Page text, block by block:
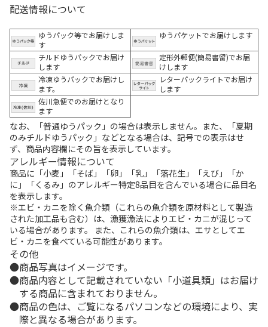
配送情報について
ゆうパック等でお届けしま
す
ゆうパケットでお届けします
チルドゆうパックでお届け
します
定形外郵便(簡易書留)でお届
けします
冷凍ゆうパックでお届けし
ます。
レターパックライトでお届け
します
佐川急便でのお届けとなり
ます
なお、「普通ゆうパック」の場合は表示しません。また、「夏期
のみチルドゆうパック」などとなる場合は、記号での表示はせ
ず、商品内容欄にその旨を表示しています。
アレルギー情報について
商品に「小麦」「そば」「卵」「乳」「落花生」「えび」「か
に」「くるみ」のアレルギー特定8品目を含んでいる場合に品目名
を表示します。
※エビ・カニを除く魚介類（これらの魚介類を原材料として製造
された加工品も含む）は、漁獲漁法によりエビ・カニが混じって
いる場合があります。 また、これらの魚介類は、エサとしてエ
ビ・カニを食べている可能性があります。
その他
商品写真はイメージです。
商品内容として記載されていない「小道具類」はお届け
する商品に含まれておりません。
商品の色は、ご覧になるパソコンなどの環境により、実
際と異なる場合があります。